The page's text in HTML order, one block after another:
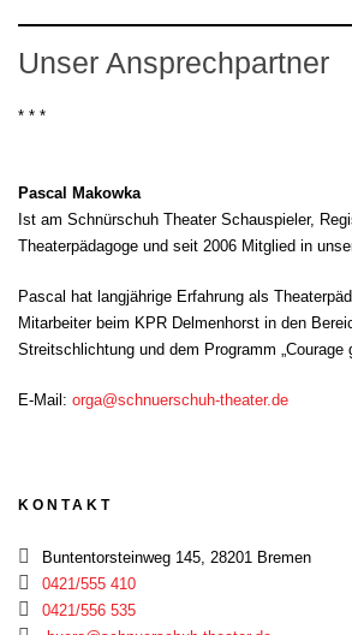
Unser Ansprechpartner
* * *
Pascal Makowka
Ist am Schnürschuh Theater Schauspieler,
Theaterpädagoge und seit 2006 Mitglied in
Pascal hat langjährige Erfahrung als
Mitarbeiter beim KPR Delmenhorst in den
Streitschlichtung und dem Programm „Courage
E-Mail: orga@schnuerschuh-theater.de
KONTAKT
Buntentorsteinweg 145, 28201 Bremen
0421/555 410
0421/556 535